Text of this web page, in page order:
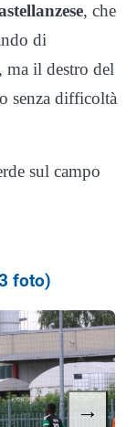
, che
di
, ma il destro del
senza difficoltà
sul campo
foto)
→